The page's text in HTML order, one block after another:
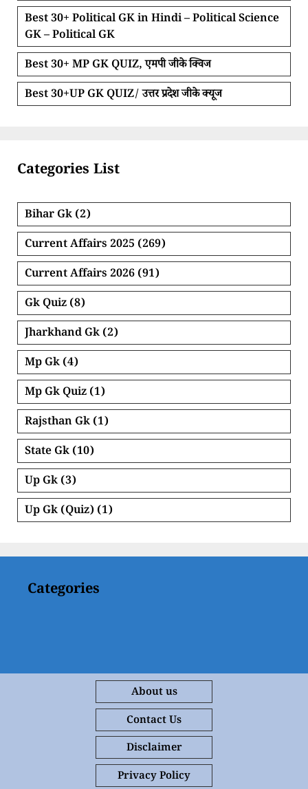
Best 30+ Political GK in Hindi – Political Science
GK – Political GK
Best 30+ MP GK QUIZ, एमपी जीके क्विज
Best 30+UP GK QUIZ/ उत्तर प्रदेश जीके क्यूज
Categories List
Bihar Gk (2)
Current Affairs 2025 (269)
Current Affairs 2026 (91)
Gk Quiz (8)
Jharkhand Gk (2)
Mp Gk (4)
Mp Gk Quiz (1)
Rajsthan Gk (1)
State Gk (10)
Up Gk (3)
Up Gk (Quiz) (1)
Categories
About us
Contact Us
Disclaimer
Privacy Policy